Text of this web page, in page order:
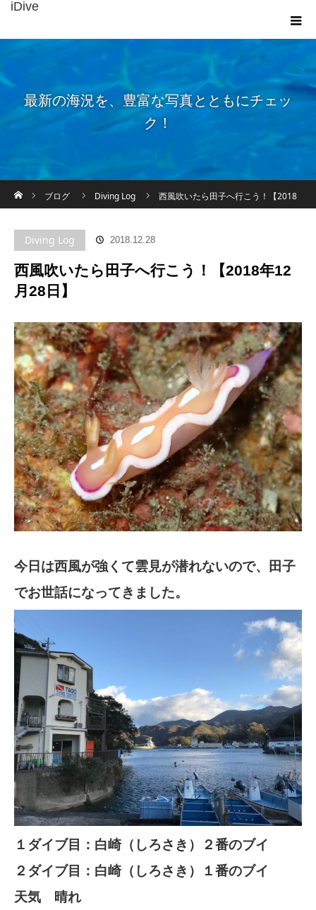
iDive
最新の海況を、豊富な写真とともにチェッ
ク！
ブログ
Diving Log 西風吹いたら田子へ行こう！【2018
Diving Log 2018.12.28
西風吹いたら田子へ行こう！【2018年12
月28日】
今日は西風が強くて雲見が潜れないので、田子
でお世話になってきました。
１ダイブ目：白崎（しろさき）２番のブイ
２ダイブ目：白崎（しろさき）１番のブイ
天気 晴れ